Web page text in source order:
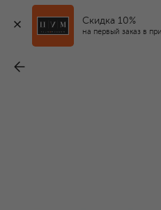
Скидка 10%
на первый заказ в